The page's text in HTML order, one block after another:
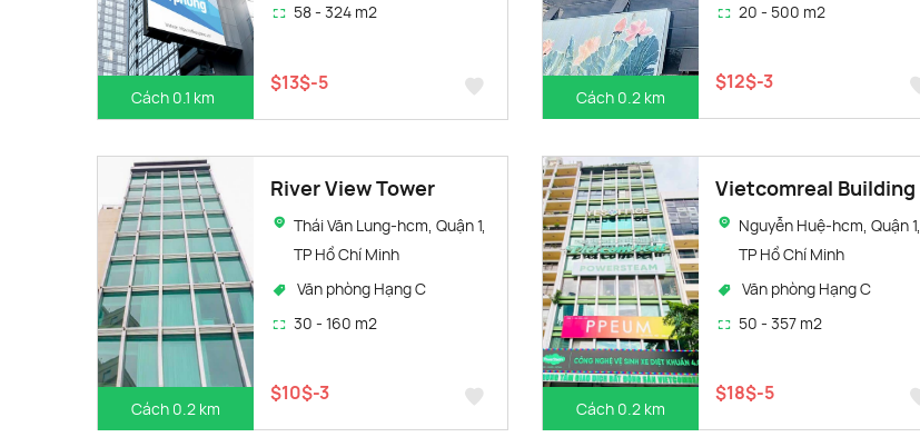
Cách 0.1 km
58 - 324 m2
$13$-5
Cách 0.2 km
20 - 500 m2
$12$-3
Cách 0.2 km
River View Tower
Thái Văn Lung-hcm, Quận 1,
TP Hồ Chí Minh
Văn phòng Hạng C
30 - 160 m2
$10$-3
Cách 0.2 km
Vietcomreal Building
Nguyễn Huệ-hcm, Quận 1,
TP Hồ Chí Minh
Văn phòng Hạng C
50 - 357 m2
$18$-5